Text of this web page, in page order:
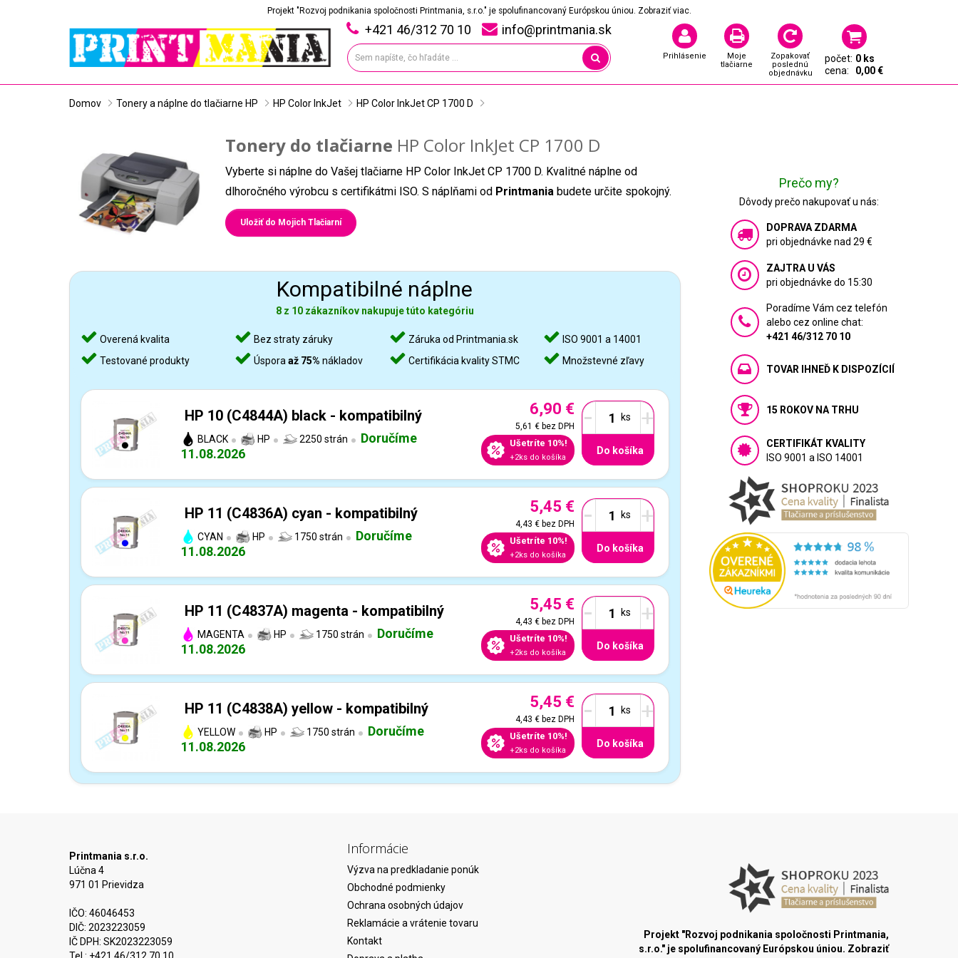
Projekt "Rozvoj podnikania spoločnosti Printmania, s.r.o." je spolufinancovaný Európskou úniou. Zobraziť viac.
+421 46/312 70 10 info@printmania.sk
Prihlásenie
Moje
tlačiarne
Zopakovať
poslednú
objednávku
počet: 0 ks
cena:
0,00 €
Domov Tonery a náplne do tlačiarne HP HP Color InkJet HP Color InkJet CP 1700 D
Tonery do tlačiarne HP Color InkJet CP 1700 D
Vyberte si náplne do Vašej tlačiarne HP Color InkJet CP 1700 D. Kvalitné náplne od
dlhoročného výrobcu s certifikátmi ISO. S náplňami od Printmania budete určite spokojný.
Uložiť do Mojich Tlačiarní
Kompatibilné náplne
8 z 10 zákazníkov nakupuje túto kategóriu
Overená kvalita
Testované produkty
Bez straty záruky
Úsporaaž 75% nákladov
Záruka od Printmania.sk
Certifikácia kvality STMC
ISO 9001 a 14001
Množstevné zľavy
HP 10 (C4844A) black - kompatibilný
BLACK HP 2250 strán
Doručíme
11.08.2026
6,90 €
5,61 €bez DPH
Ušetríte 10%!
+2ks do košíka
- +
Do košíka
HP 11 (C4836A) cyan - kompatibilný
CYAN HP 1750 strán
Doručíme
11.08.2026
5,45 €
4,43 €bez DPH
Ušetríte 10%!
+2ks do košíka
- +
Do košíka
HP 11 (C4837A) magenta - kompatibilný
MAGENTA HP 1750 strán
Doručíme
11.08.2026
5,45 €
4,43 €bez DPH
Ušetríte 10%!
+2ks do košíka
- +
Do košíka
HP 11 (C4838A) yellow - kompatibilný
YELLOW HP 1750 strán
Doručíme
11.08.2026
5,45 €
4,43 €bez DPH
Ušetríte 10%!
+2ks do košíka
- +
Do košíka
Prečo my?
Dôvody prečo nakupovať u nás:
DOPRAVA ZDARMA
pri objednávke nad 29 €
ZAJTRA U VÁS
pri objednávke do 15:30
Poradíme Vám cez telefón
alebo cez online chat:
+421 46/312 70 10
TOVAR IHNEĎ K DISPOZÍCIÍ
15 ROKOV NA TRHU
CERTIFIKÁT KVALITY
ISO 9001 a ISO 14001
Printmania s.r.o.
Lúčna 4
971 01 Prievidza
IČO: 46046453
DIČ: 2023223059
IČ DPH: SK2023223059
Informácie
Výzva na predkladanie ponúk
Obchodné podmienky
Ochrana osobných údajov
Reklamácie a vrátenie tovaru
Kontakt
Projekt "Rozvoj podnikania spoločnosti Printmania,
s.r.o." je spolufinancovaný Európskou úniou. Zobraziť